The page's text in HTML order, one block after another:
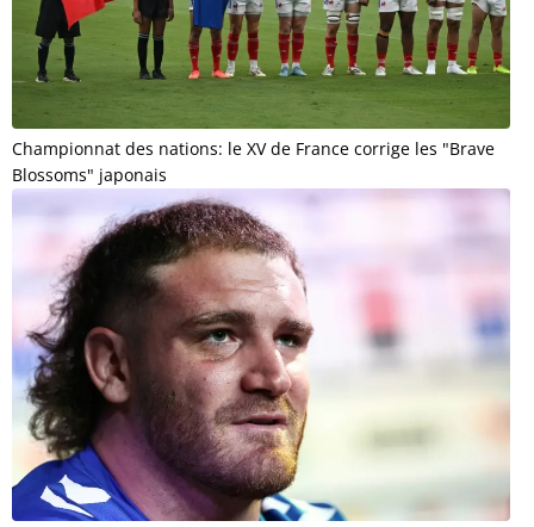
Championnat des nations: le XV de France corrige les "Brave
Blossoms" japonais